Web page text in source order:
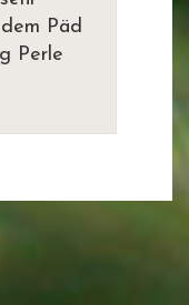
Päd
Perle